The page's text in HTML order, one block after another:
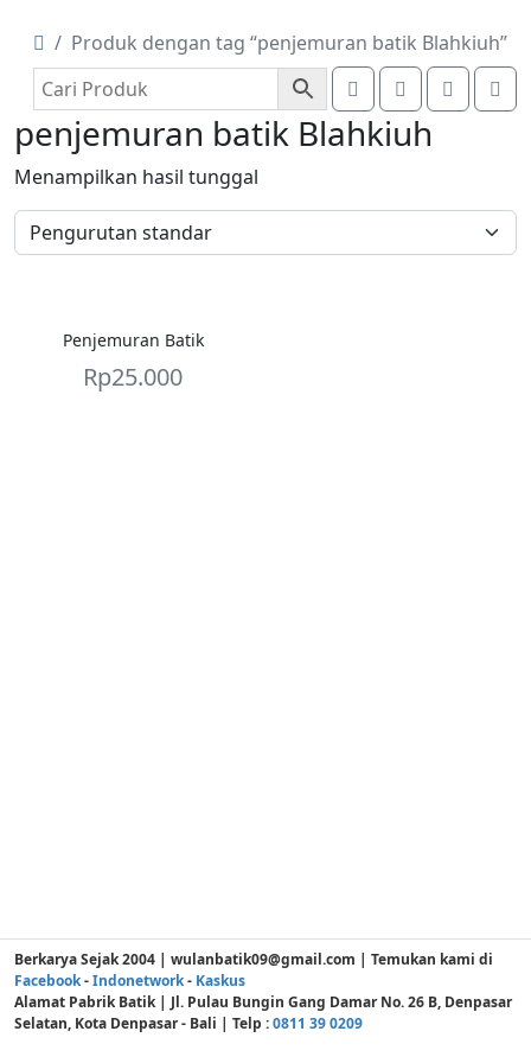
Produk dengan tag “penjemuran batik Blahkiuh”
Search Account
penjemuran batik Blahkiuh
Menampilkan hasil tunggal
Penjemuran Batik
Rp25.000
Berkarya Sejak 2004 | wulanbatik09@gmail.com | Temukan kami di
Facebook-Indonetwork- Kaskus
Alamat Pabrik Batik | Jl. Pulau Bungin Gang Damar No. 26 B, Denpasar
Selatan, Kota Denpasar - Bali | Telp :0811 39 0209